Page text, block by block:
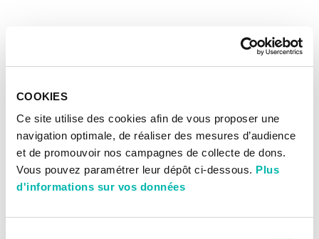
COOKIES
Ce site utilise des cookies afin de vous proposer une
navigation optimale, de réaliser des mesures d’audience
et de promouvoir nos campagnes de collecte de dons.
Vous pouvez paramétrer leur dépôt ci-dessous. Plus
d'informations sur vos données